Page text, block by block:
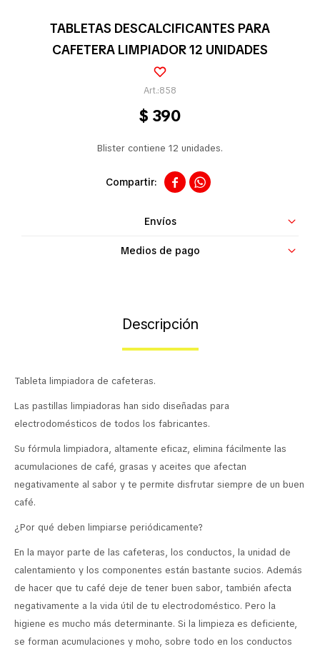
TABLETAS DESCALCIFICANTES PARA
CAFETERA LIMPIADOR 12 UNIDADES
858
$ 390
Blister contiene 12 unidades.
 
Envíos
Medios de pago
Descripción
Tableta limpiadora de cafeteras.
Las pastillas limpiadoras han sido diseñadas para
electrodomésticos de todos los fabricantes.
Su fórmula limpiadora, altamente eficaz, elimina fácilmente las
acumulaciones de café, grasas y aceites que afectan
negativamente al sabor y te permite disfrutar siempre de un buen
café.
¿Por qué deben limpiarse periódicamente?
En la mayor parte de las cafeteras, los conductos, la unidad de
calentamiento y los componentes están bastante sucios. Además
de hacer que tu café deje de tener buen sabor, también afecta
negativamente a la vida útil de tu electrodoméstico. Pero la
higiene es mucho más determinante. Si la limpieza es deficiente,
se forman acumulaciones y moho, sobre todo en los conductos